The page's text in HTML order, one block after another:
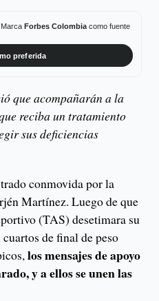
Forbes Colombiacomo fuente
preferida
que acompañarán a la
reciba un tratamiento
sus deficiencias
conmovida por la
Martínez. Luego de que
(TAS) desetimara su
de final de peso
los mensajes de apoyo
y a ellos se unen las